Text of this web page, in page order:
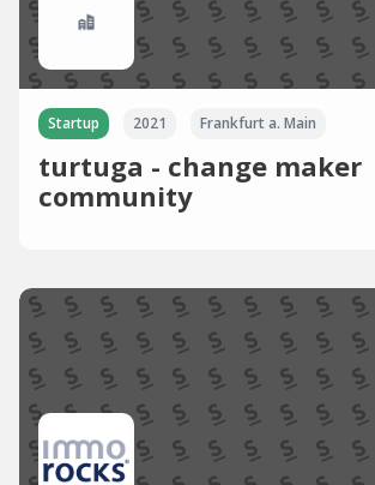
Startup 2021 Frankfurt a. Main
turtuga - change maker
community